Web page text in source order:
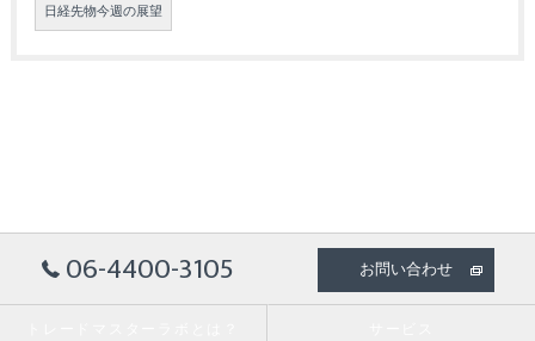
日経先物今週の展望
06-4400-3105 お問い合わせ